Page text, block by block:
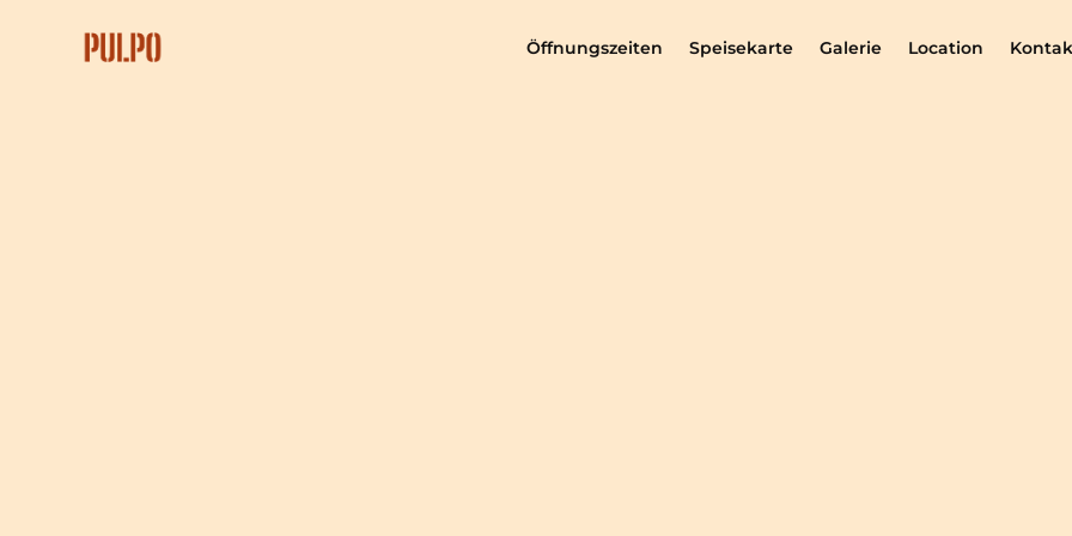
Öffnungszeiten Speisekarte Galerie Location